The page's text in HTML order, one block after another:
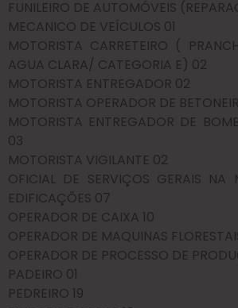
FUNILEIRO DE AUTOMÓVEIS
MECANICO DE VEÍCULOS 01
MOTORISTA CARRETEIRO (
AGUA CLARA/ CATEGORIA E) 02
MOTORISTA ENTREGADOR 02
MOTORISTA OPERADOR DE
MOTORISTA ENTREGADOR DE
03
MOTORISTA VIGILANTE 02
OFICIAL DE SERVIÇOS GERAIS NA
EDIFICAÇÕES 07
OPERADOR DE CAIXA 10
OPERADOR DE MAQUINAS
OPERADOR DE PROCESSO DE
PADEIRO 01
PEDREIRO 19